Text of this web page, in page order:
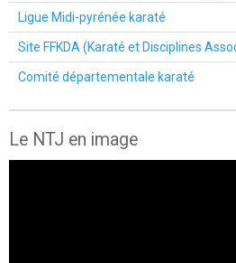
Ligue Midi-pyrénée karaté
Site FFKDA (Karaté et Disciplines
Comité départementale karaté
Le NTJ en image